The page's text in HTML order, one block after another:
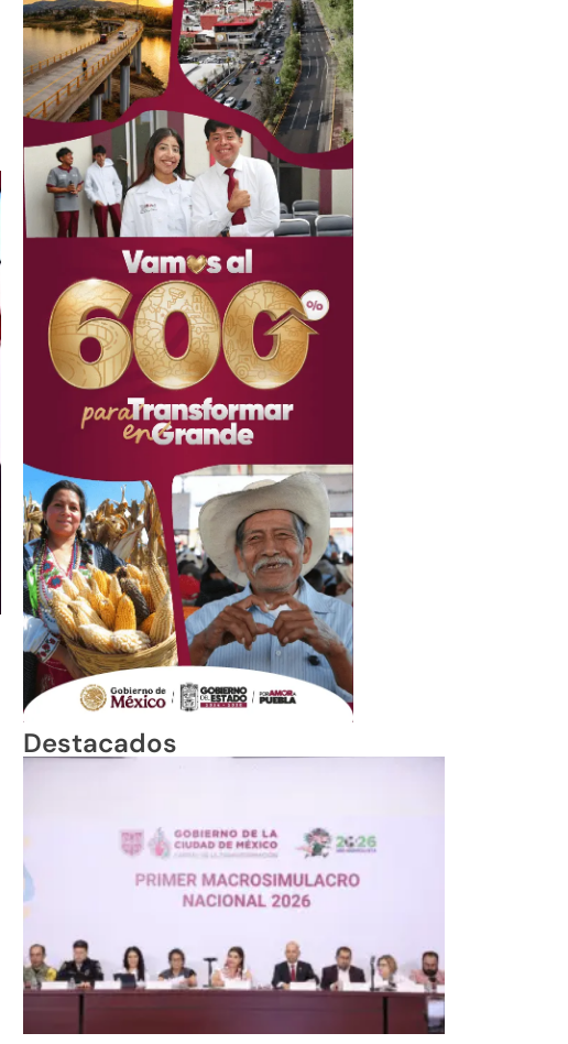
Destacados